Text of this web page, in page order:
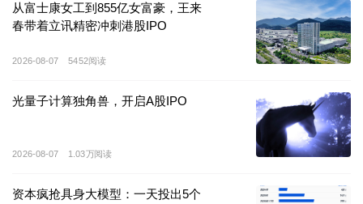
2026年1月5日公司被抽中现场检查， 2026年1月22日收
到审核问询， 2026 年 3
“发行上市申请文件中记
载的财务资料已过有效期”而
此次更新，意味着公司当前恢复了 审核。
根据公司招股书，蓝箭航天此次 计划募资75亿元，
从富士康女工到855亿女富豪，王来
春带着立讯精密冲刺港股IPO
2026-08-07 5452阅读
光量子计算独角兽，开启A股IPO
2026-08-07 1.03万阅读
资本疯抢具身大模型：一天投出5个